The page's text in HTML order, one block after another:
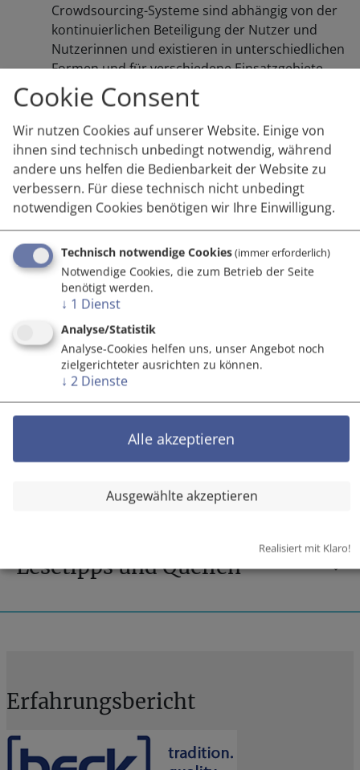
Crowdsourcing-Systeme sind abhängig von der
kontinuierlichen Beteiligung der Nutzer und
Nutzerinnen und existieren in unterschiedlichen
Formen und für verschiedene Einsatzgebiete,
wobei die jeweiligen Vergütungen und Konditionen
dabei auch unterschiedlich sind.
Für Unternehmen kann Crowdsourcing
beispielsweise in der Ideen- und Konzeptphase
schneller, effektiver und kostengünstiger
Probleme lösen oder zur Optimierung eines neuen
Produkts beitragen. Der Zugang zu neuen Ideen
und Lösungen, die Möglichkeit der Co-Creation
und die Vergrößerung des eigenen
Innovationspotenzials stellen weitere Mehrwerte
für Unternehmen dar. Gassmann (2013, S. 6) teilt
die zahlreichen Crowdsourcing-Initiativen in fünf
unterschiedliche Kategorien ein, wobei im
Folgenden näher auf online-basierte Wettbewerbe
auf Ideenplattformen als Methode eingegangen
wird.
Lesetipps und Quellen
Erfahrungsbericht
Cookie Consent
Wir nutzen Cookies auf unserer Website. Einige von
ihnen sind technisch unbedingt notwendig, während
andere uns helfen die Bedienbarkeit der Website zu
verbessern. Für diese technisch nicht unbedingt
notwendigen Cookies benötigen wir Ihre Einwilligung.
Technisch notwendige Cookies(immer erforderlich)
Notwendige Cookies, die zum Betrieb der Seite
benötigt werden.
↓ 1 Dienst
Analyse/Statistik
Analyse-Cookies helfen uns, unser Angebot noch
zielgerichteter ausrichten zu können.
↓ 2 Dienste
Ausgewählte akzeptieren
Alle akzeptieren
Realisiert mit Klaro!